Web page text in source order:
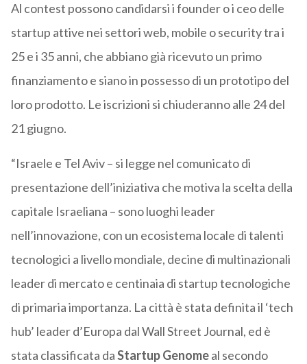
Al contest possono candidarsi i founder o i ceo delle
startup attive nei settori web, mobile o security tra i
25 e i 35 anni, che abbiano già ricevuto un primo
finanziamento e siano in possesso di un prototipo del
loro prodotto. Le iscrizioni si chiuderanno alle 24 del
21 giugno.
“Israele e Tel Aviv – si legge nel comunicato di
presentazione dell’iniziativa che motiva la scelta della
capitale Israeliana – sono luoghi leader
nell’innovazione, con un ecosistema locale di talenti
tecnologici a livello mondiale, decine di multinazionali
leader di mercato e centinaia di startup tecnologiche
di primaria importanza. La città è stata definita il ‘tech
hub’ leader d’Europa dal Wall Street Journal, ed è
stata classificata daStartup Genomeal secondo